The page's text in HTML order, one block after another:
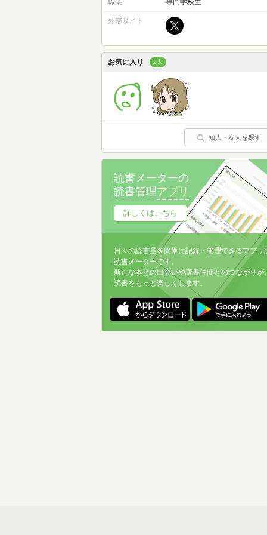
外部サイト
お気に入り 2人
知人・友人を探す
読書メーターの
読書管理アプリ
詳しくはこちら
日々の読書量を簡単に記録・管理できるアプリ
読書メーターです。
新たな本との出会いや読書仲間とのつながりが
読書をもっと楽しくします。